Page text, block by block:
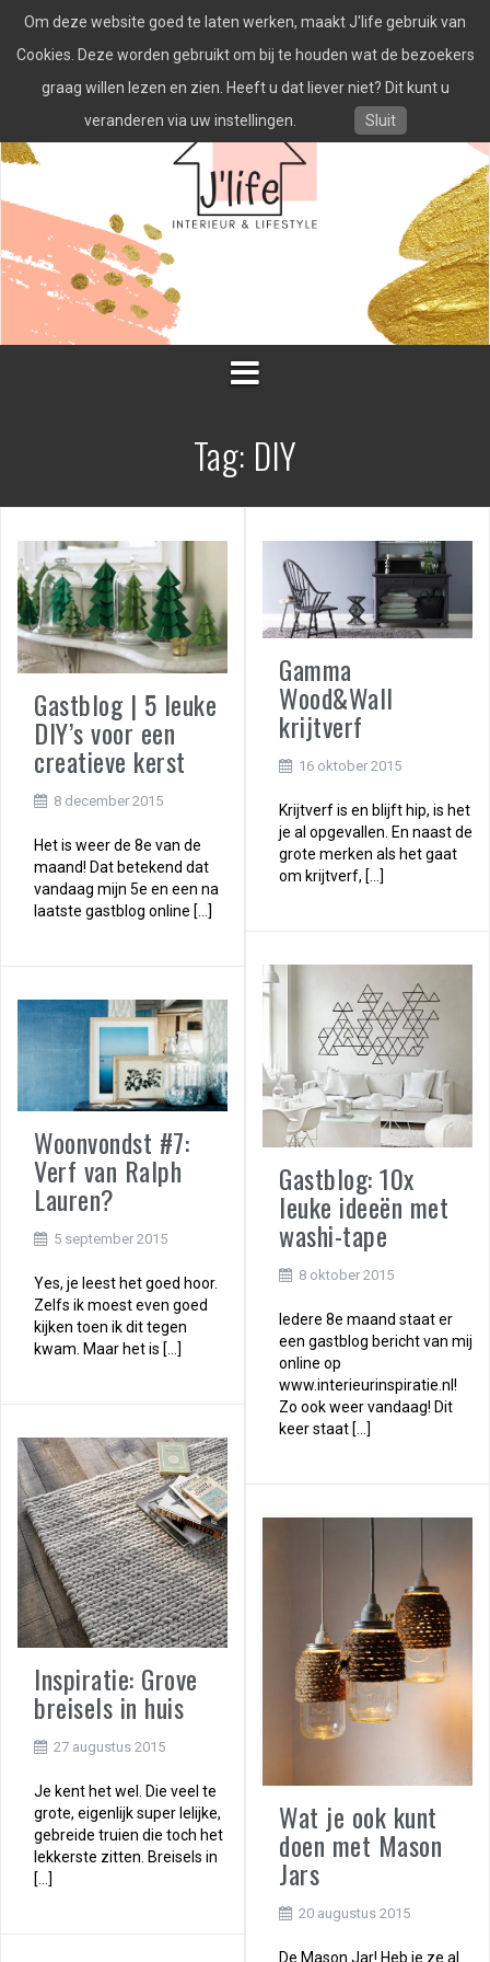
naar
inhoud
Tag: DIY
Gastblog | 5 leuke
DIY’s voor een
creatieve kerst
8 december 2015
Het is weer de 8e van de
maand! Dat betekend dat
vandaag mijn 5e en een na
laatste gastblog online […]
Gamma
Wood&Wall
krijtverf
16 oktober 2015
Krijtverf is en blijft hip, is het
je al opgevallen. En naast de
grote merken als het gaat
om krijtverf, […]
Gastblog: 10x
leuke ideeën met
washi-tape
8 oktober 2015
Iedere 8e maand staat er
een gastblog bericht van mij
online op
www.interieurinspiratie.nl!
Zo ook weer vandaag! Dit
keer staat […]
Woonvondst #7:
Verf van Ralph
Lauren?
5 september 2015
Yes, je leest het goed hoor.
Zelfs ik moest even goed
kijken toen ik dit tegen
kwam. Maar het is […]
Inspiratie: Grove
breisels in huis
27 augustus 2015
Je kent het wel. Die veel te
grote, eigenlijk super lelijke,
gebreide truien die toch het
lekkerste zitten. Breisels in
[…]
Wat je ook kunt
doen met Mason
Jars
20 augustus 2015
De Mason Jar! Heb je ze al
Om deze website goed te laten werken, maakt J'life gebruik van
Cookies. Deze worden gebruikt om bij te houden wat de bezoekers
graag willen lezen en zien. Heeft u dat liever niet? Dit kunt u
veranderen via uw instellingen.
Sluit